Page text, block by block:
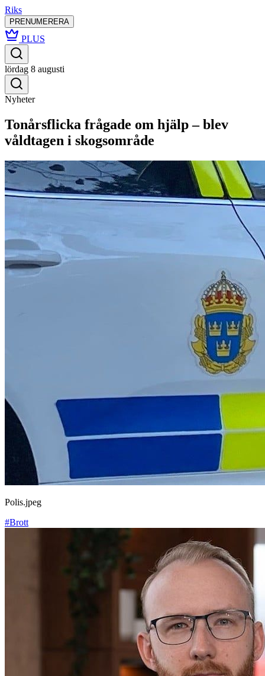
Riks
PRENUMERERA
PLUS
lördag 8 augusti
Nyheter
Tonårsflicka frågade om hjälp – blev
våldtagen i skogsområde
Polis.jpeg
#Brott